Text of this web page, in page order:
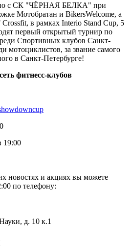
с СК "ЧЁРНАЯ БЕЛКА" при
Мотобратан и BikersWelcome, а
в рамках Interio Stand Cup, 5
первый открытый турнир по
Спортивных клубов Санкт-
мотоциклистов, за звание самого
в Санкт-Петербурге!
фитнесс-клубов
19:00
новостях и акциях вы можете
по телефону:
д. 10 к.1